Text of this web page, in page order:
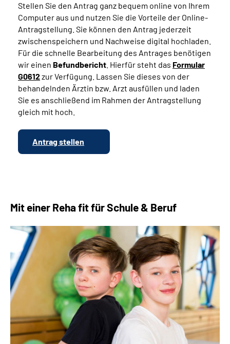
Stellen Sie den Antrag ganz bequem online von Ihrem
Computer aus und nutzen Sie die Vorteile der Online-
Antragstellung. Sie können den Antrag jederzeit
zwischenspeichern und Nachweise digital hochladen.
Für die schnelle Bearbeitung des Antrages benötigen
wir einen Befundbericht . Hierfür steht das Formular
G0612zur Verfügung. Lassen Sie dieses von der
behandelnden Ärztin bzw. Arzt ausfüllen und laden
Sie es anschließend im Rahmen der Antragstellung
gleich mit hoch.
Antrag stellen
Mit einer Reha fit für Schule & Beruf